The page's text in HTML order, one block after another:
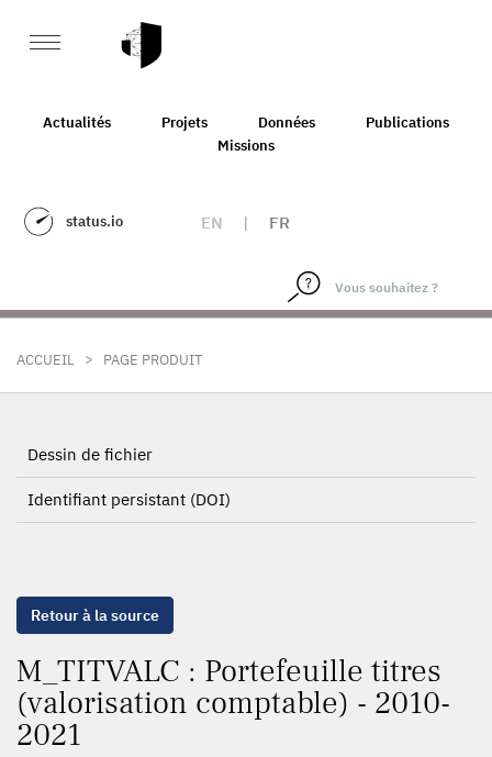
Actualités Projets Données
Publications
Missions
status.io EN | FR
ACCUEIL > PAGE PRODUIT
Dessin de fichier
Identifiant persistant (DOI)
Retour à la source
M_TITVALC : Portefeuille titres
(valorisation comptable) - 2010-
2021